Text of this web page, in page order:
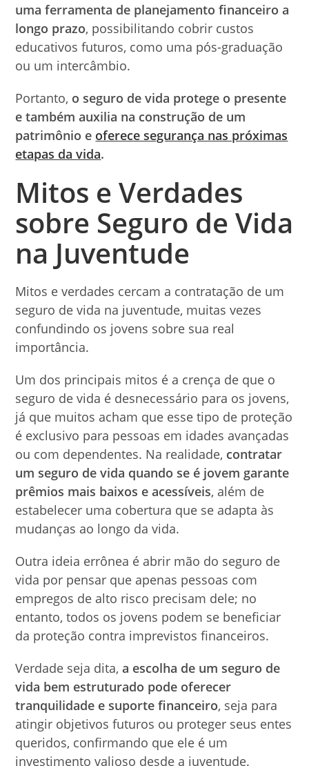
uma ferramenta de planejamento financeiro a
longo prazo, possibilitando cobrir custos
educativos futuros, como uma pós-graduação
ou um intercâmbio.
Portanto, o seguro de vida protege o presente
e também auxilia na construção de um
patrimônio e oferece segurança nas próximas
etapas da vida.
Mitos e Verdades
sobre Seguro de Vida
na Juventude
Mitos e verdades cercam a contratação de um
seguro de vida na juventude, muitas vezes
confundindo os jovens sobre sua real
importância.
Um dos principais mitos é a crença de que o
seguro de vida é desnecessário para os jovens,
já que muitos acham que esse tipo de proteção
é exclusivo para pessoas em idades avançadas
ou com dependentes. Na realidade, contratar
um seguro de vida quando se é jovem garante
prêmios mais baixos e acessíveis, além de
estabelecer uma cobertura que se adapta às
mudanças ao longo da vida.
Outra ideia errônea é abrir mão do seguro de
vida por pensar que apenas pessoas com
empregos de alto risco precisam dele; no
entanto, todos os jovens podem se beneficiar
da proteção contra imprevistos financeiros.
Verdade seja dita, a escolha de um seguro de
vida bem estruturado pode oferecer
tranquilidade e suporte financeiro, seja para
atingir objetivos futuros ou proteger seus entes
queridos, confirmando que ele é um
investimento valioso desde a juventude.